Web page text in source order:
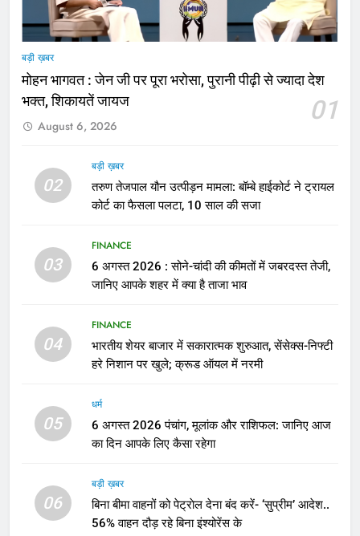
बड़ी ख़बर
मोहन भागवत : जेन जी पर पूरा भरोसा, पुरानी पीढ़ी से ज्यादा देश
भक्त, शिकायतें जायज
01
August 6, 2026
02
बड़ी ख़बर
तरुण तेजपाल यौन उत्पीड़न मामला: बॉम्बे हाईकोर्ट ने ट्रायल
कोर्ट का फैसला पलटा, 10 साल की सजा
03
FINANCE
6 अगस्त 2026 : सोने-चांदी की कीमतों में जबरदस्त तेजी,
जानिए आपके शहर में क्या है ताजा भाव
04
FINANCE
भारतीय शेयर बाजार में सकारात्मक शुरुआत, सेंसेक्स-निफ्टी
हरे निशान पर खुले; क्रूड ऑयल में नरमी
05
धर्म
6 अगस्त 2026 पंचांग, मूलांक और राशिफल: जानिए आज
का दिन आपके लिए कैसा रहेगा
06
बड़ी ख़बर
बिना बीमा वाहनों को पेट्राेल देना बंद करें- ‘सुप्रीम’ आदेश..
56% वाहन दौड़ रहे बिना इंश्योरेंस के